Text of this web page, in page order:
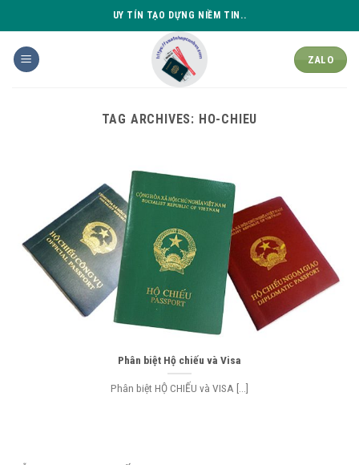
to
content
UY TÍN TẠO DỰNG NIỀM TIN..
ZALO
TAG ARCHIVES: HO-CHIEU
Phân biệt Hộ chiếu và Visa
Phân biệt HỘ CHIẾU và VISA [...]